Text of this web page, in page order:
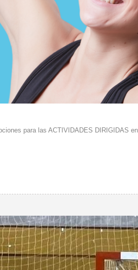
para las ACTIVIDADES DIRIGIDAS